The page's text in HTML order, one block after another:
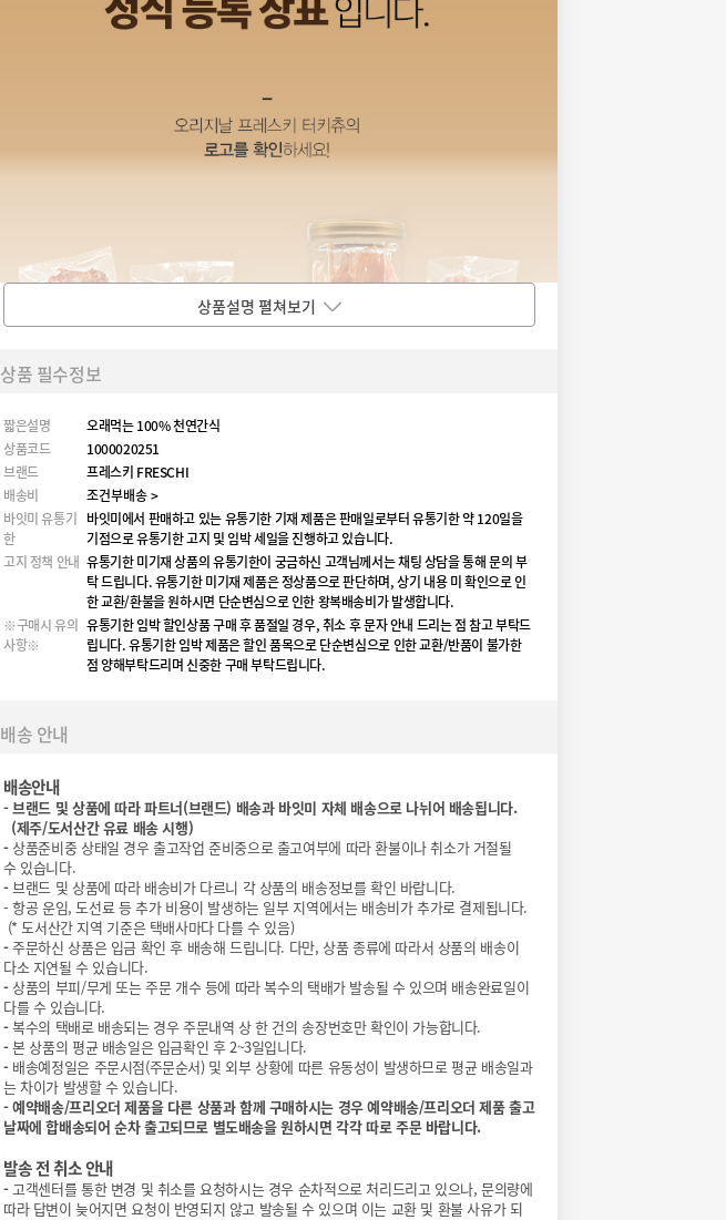
상품설명 펼쳐보기
상품 필수정보
짧은설명
오래먹는 100% 천연간식
상품코드
1000020251
브랜드
프레스키 FRESCHI
배송비
조건부배송 >
바잇미 유통기
한
바잇미에서 판매하고 있는 유통기한 기재 제품은 판매일로부터 유통기한 약 120일을
기점으로 유통기한 고지 및 임박 세일을 진행하고 있습니다.
고지 정책 안내 유통기한 미기재 상품의 유통기한이 궁금하신 고객님께서는 채팅 상담을 통해 문의 부
탁 드립니다. 유통기한 미기재 제품은 정상품으로 판단하며, 상기 내용 미 확인으로 인
한 교환/환불을 원하시면 단순변심으로 인한 왕복배송비가 발생합니다.
※구매시 유의
사항※
유통기한 임박 할인상품 구매 후 품절일 경우, 취소 후 문자 안내 드리는 점 참고 부탁드
립니다. 유통기한 임박 제품은 할인 품목으로 단순변심으로 인한 교환/반품이 불가한
점 양해부탁드리며 신중한 구매 부탁드립니다.
배송 안내
배송안내
-브랜드 및 상품에 따라 파트너(브랜드) 배송과 바잇미 자체 배송으로 나뉘어 배송됩니다.
(제주/도서산간 유료 배송 시행)
- 상품준비중 상태일 경우 출고작업 준비중으로 출고여부에 따라 환불이나 취소가 거절될
수 있습니다.
-브랜드 및 상품에 따라 배송비가 다르니 각 상품의 배송정보를 확인 바랍니다.
- 항공 운임, 도선료 등 추가 비용이 발생하는 일부 지역에서는 배송비가 추가로 결제됩니다.
(* 도서산간 지역 기준은 택배사마다 다를 수 있음)
-주문하신 상품은 입금 확인 후 배송해 드립니다. 다만, 상품 종류에 따라서 상품의 배송이
다소 지연될 수 있습니다.
- 상품의 부피/무게 또는 주문 개수 등에 따라 복수의 택배가 발송될 수 있으며 배송완료일이
다를 수 있습니다.
-복수의 택배로 배송되는 경우 주문내역 상 한 건의 송장번호만 확인이 가능합니다.
-본 상품의 평균 배송일은 입금확인 후 2~3일입니다.
- 배송예정일은 주문시점(주문순서) 및 외부 상황에 따른 유동성이 발생하므로 평균 배송일과
는 차이가 발생할 수 있습니다.
-예약배송/프리오더 제품을 다른 상품과 함께 구매하시는 경우 예약배송/프리오더 제품 출고
날짜에 합배송되어 순차 출고되므로 별도배송을 원하시면 각각 따로 주문 바랍니다.
발송 전 취소 안내
-고객센터를 통한 변경 및 취소를 요청하시는 경우 순차적으로 처리드리고 있으나, 문의량에
따라 답변이 늦어지면 요청이 반영되지 않고 발송될 수 있으며 이는 교환 및 환불 사유가 되